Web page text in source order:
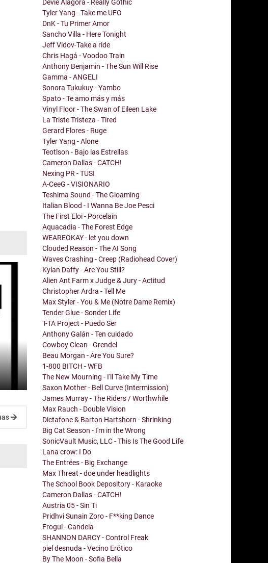
Devie Alagora - Really Gothic
Tyler Yang - Take me UFO
DnK - Tu Primer Amor
Sancho Villa - Here Tonight
Jeff Vidov-Take a ride
Chris Hagá - Voodoo Train
Anthony Benjamin - The Sun Will Rise
Gamma - ANGELI
Sonora Tukukuy - Yambo
Spato - Te amo más y más
Vinyl Floor - The Swan of Eileen Lake
La Triste Tristeza - Tired
Gerard Flores - Ruge
Tyler Yang - Alone
Teotlson - Bajo las Estrellas
Cameron Dallas - CATCH!
Nexing PR - TUSI
A-CeeG - VISIONARIO
Teshima Sound - The Gloaming
Italian Blood - I Wanna Be Joe Pesci
The First Eloi - Porcelain
Aquacadia - The Forest Edge
WEAREOKAY - let you down
Clouded Reason - The AI Song
Waves Crashing - Creep (Radiohead Cover)
Kylan Daffy - Are You Still?
Alien Ant Farm x Judge & Jury - Actitud
Christopher Ardra - Tell Me
Max Styler - You & Me (Notre Dame Remix)
Tender Glue - Sonder Life
T-TA Project - Puedo Ser
Anthony Galán - Ten cuidado
Cowboy Clean - Grendel
Beau Morgan - Are You Sure?
1-800 BITCH - WFB
The New Mourning - I'll Take My Time
Saxon Mother - Bell Curve (Intermission)
James Murray - The Riders / Worthwhile
Max Rauch - Double Vision
Dictafone & Barton Hartshorn - Shrinking
Big Cat Season - I'm in the Wrong
SonicVault Music, LLC - This Is The Good Life
Lana crow: I Do
The Entrées - Big Exchange
Max Threat - doe under headlights
The School Book Depository - Karaoke
Cameron Dallas - CATCH!
Austria 05 - Sin Ti
Pridhvi Sunain Zoro - F**king Dance
Frogui - Candela
SHANNON DARCY - Control Freak
piel desnuda - Vecino Erótico
By The Moon - Sofia Bella